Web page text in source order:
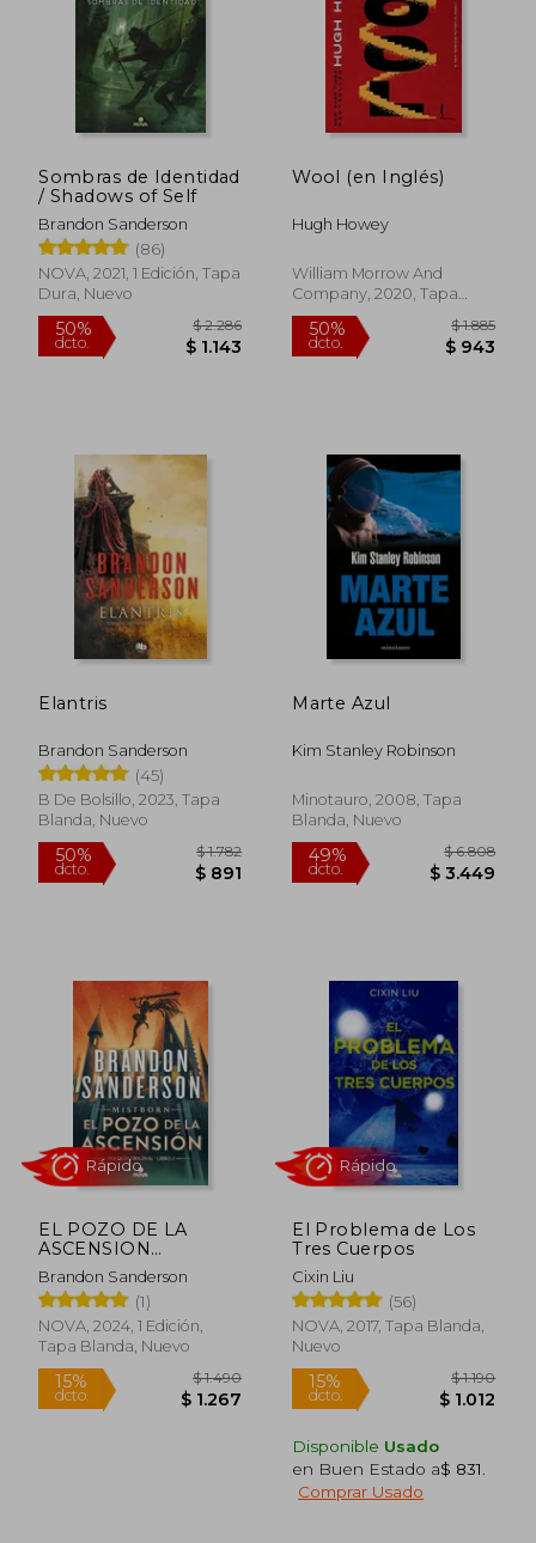
40%
dcto. $ 1.226
45%
dcto.
Sombras de Identidad
/ Shadows of Self
Brandon Sanderson
(86)
NOVA, 2021, 1 Edición, Tapa
Dura, Nuevo
50%
dcto.
Wool (en Inglés)
Hugh Howey
William Morrow And
Company, 2020, Tapa
Blanda, Nuevo
50%
dcto.
Elantris
Brandon Sanderson
(45)
B De Bolsillo, 2023, Tapa
Blanda, Nuevo
Marte Azul
Kim Stanley Robinson
Minotauro, 2008, Tapa
Blanda, Nuevo
EL POZO DE LA
ASCENSION
(NACIDOS DE LA
BRUMA [MISTBORN]
2)
Brandon Sanderson
(1)
NOVA, 2024, 1 Edición,
Tapa Blanda, Nuevo
El Problema de Los
Tres Cuerpos
Cixin Liu
(56)
NOVA, 2017, Tapa Blanda,
Nuevo
Disponible Usado
en Buen Estado a$ 831
Comprar Usado